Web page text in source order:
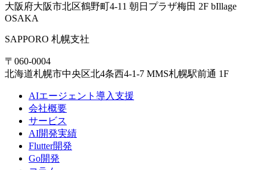
大阪府大阪市北区鶴野町4-11 朝日プラザ梅田 2F bIllage
OSAKA
SAPPORO 札幌支社
〒060-0004
北海道札幌市中央区北4条西4-1-7 MMS札幌駅前通 1F
AIエージェント導入支援
会社概要
サービス
AI開発実績
Flutter開発
Go開発